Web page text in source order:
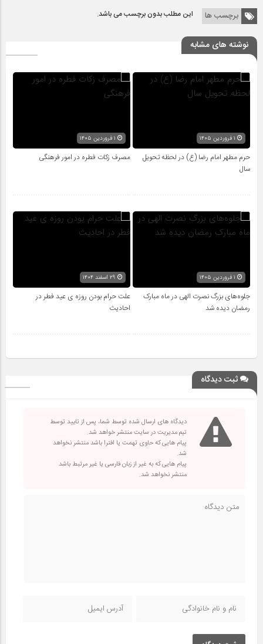
برچسب ها این مطلب بدون برچسب می باشد.
نوشته های مشابه
حرم مطهر امام رضا (ع) در لحظه تحویل
سال
مصرف زکات فطره در امور فرهنگی
جلوه‌های بزرگ نصرت الهی در ماه مبارک
رمضان دیده شد
علت حرام بودن روزه ی عید فطر در
احادیث
ثبت دیدگاه
دیدگاه های ارسال شده توسط شما، پس از تایید توسط
تیم مدیریت در سایت منتشر خواهد شد.
پیام هایی که حاوی تهمت یا افترا باشد منتشر نخواهد
شد.
پیام هایی که به غیر از زبان فارسی یا غیر مرتبط باشد
منتشر نخواهد شد.